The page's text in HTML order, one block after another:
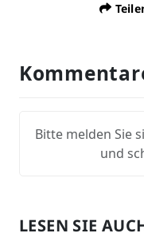
Bitte melden Sie
und
LESEN SIE